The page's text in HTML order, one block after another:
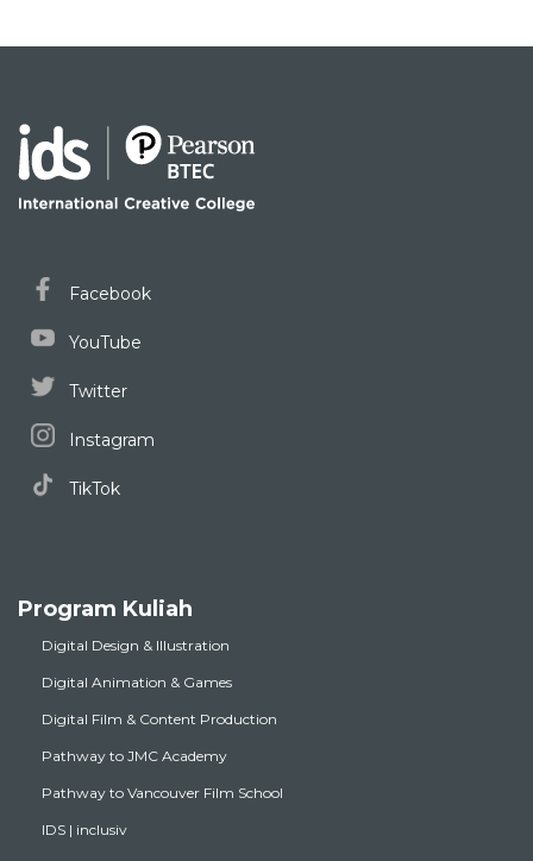
Facebook
YouTube
Twitter
Instagram
TikTok
Program Kuliah
Digital Design & Illustration
Digital Animation & Games
Digital Film & Content Production
Pathway to JMC Academy
Pathway to Vancouver Film School
IDS | inclusiv